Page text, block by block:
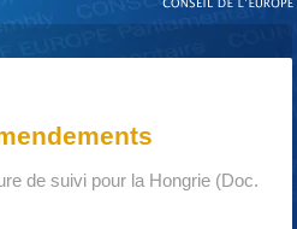
de suivi pour la Hongrie (Doc.